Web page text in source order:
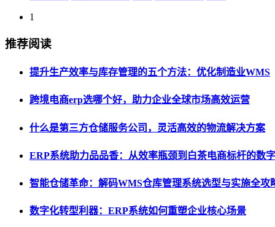
1
推荐阅读
提升生产效率与库存管理的五个方法：优化制造业WMS
跨境电商erp选哪个好，助力企业全球市场高效运营
什么是第三方仓储服务公司，灵活高效的物流解决方案
ERP系统助力品品香：从效率瓶颈到白茶电商标杆的数
智能仓储革命：解码WMS仓库管理系统选型与实施全攻
数字化转型利器：ERP系统如何重塑企业核心场景